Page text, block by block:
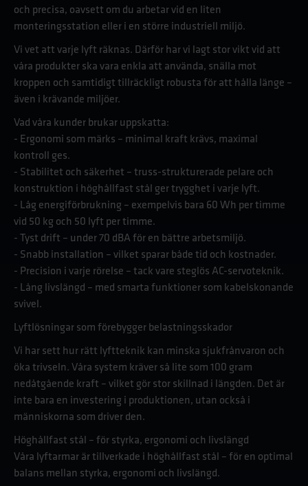
och precisa, oavsett om du arbetar vid en liten
monteringsstation eller i en större industriell miljö.
Vi vet att varje lyft räknas. Därför har vi lagt stor vikt vid att
våra produkter ska vara enkla att använda, snälla mot
kroppen och samtidigt tillräckligt robusta för att hålla länge –
även i krävande miljöer.
Vad våra kunder brukar uppskatta:
- Ergonomi som märks – minimal kraft krävs, maximal
kontroll ges.
- Stabilitet och säkerhet – truss-strukturerade pelare och
konstruktion i höghållfast stål ger trygghet i varje lyft.
- Låg energiförbrukning – exempelvis bara 60 Wh per timme
vid 50 kg och 50 lyft per timme.
- Tyst drift – under 70 dBA för en bättre arbetsmiljö.
- Snabb installation – vilket sparar både tid och kostnader.
- Precision i varje rörelse – tack vare steglös AC-servoteknik.
- Lång livslängd – med smarta funktioner som kabelskonande
svivel.
Lyftlösningar som förebygger belastningsskador
Vi har sett hur rätt lyftteknik kan minska sjukfrånvaron och
öka trivseln. Våra system kräver så lite som 100 gram
nedåtgående kraft – vilket gör stor skillnad i längden. Det är
inte bara en investering i produktionen, utan också i
människorna som driver den.
Höghållfast stål – för styrka, ergonomi och livslängd
Våra lyftarmar är tillverkade i höghållfast stål – för en optimal
balans mellan styrka, ergonomi och livslängd.